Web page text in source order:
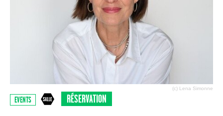
(c) Lena Simonne
EVENTS RÉSERVATION